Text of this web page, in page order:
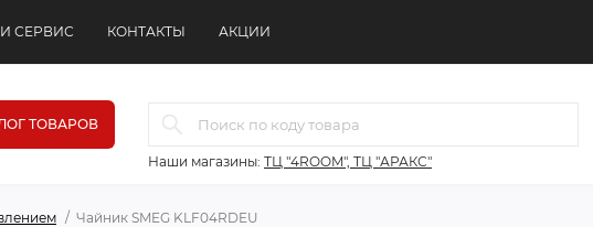
СЕРВИС КОНТАКТЫ АКЦИИ
ТОВАРОВ
Наши магазины: ТЦ "4ROOM", ТЦ "АРАКС"
Чайник SMEG KLF04RDEU